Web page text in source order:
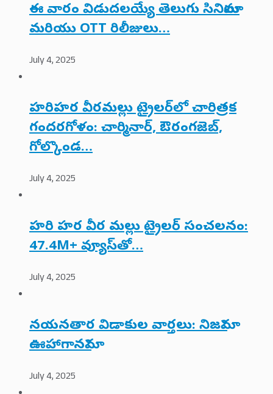
ఈ వారం విడుదలయ్యే తెలుగు సినిమాలు
మరియు OTT రిలీజులు…
July 4, 2025
హరిహర వీరమల్లు ట్రైలర్‌లో చారిత్రక
గందరగోళం: చార్మినార్, ఔరంగజెబ్,
గోల్కొండ…
July 4, 2025
హరి హర వీర మల్లు ట్రైలర్ సంచలనం:
47.4M+ వ్యూస్‌తో…
July 4, 2025
నయనతార విడాకుల వార్తలు: నిజమా?
ఊహాగానమా?
July 4, 2025